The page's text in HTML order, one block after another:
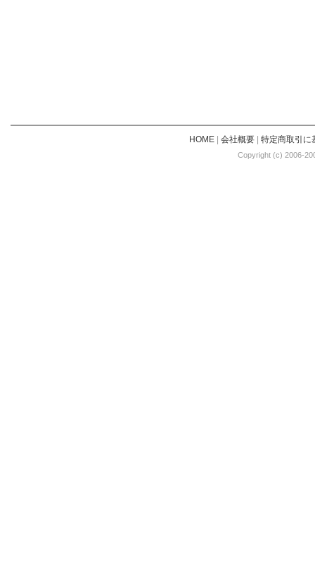
HOME| 会社概要| 特定商取引に
Copyright (c) 2006-